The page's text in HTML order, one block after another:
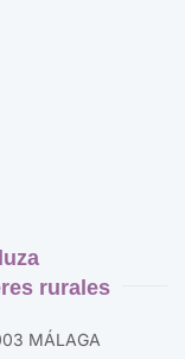
rurales
MÁLAGA